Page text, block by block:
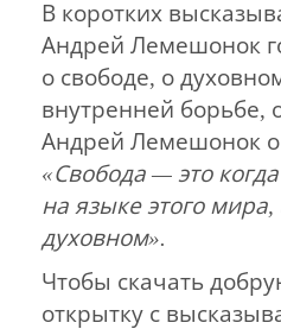
В коротких
Андрей Лемешонок
о свободе, о
внутренней борьбе,
Андрей Лемешонок о
«Свобода — это
на языке этого
духовном».
Чтобы скачать
открытку с